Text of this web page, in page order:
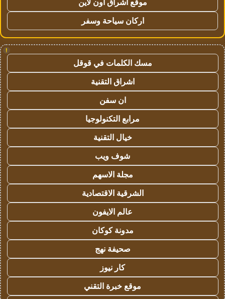
اركان سياحة وسفر
!
مسك الكلمات في قوقل
اشراق التقنية
ان سفن
مرابع التكنولوجيا
خيال التقنية
شوف ويب
مجلة الاسهم
الشرقية الاقتصادية
عالم الايفون
مدونة كوكان
صحيفة نهج
كار نيوز
موقع خبرة التقني